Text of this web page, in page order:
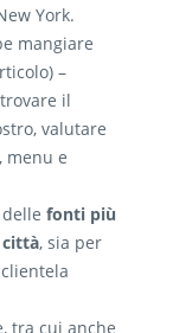
York.
mangiare
–
il
valutare
menu e
fonti più
città, sia per
tra cui anche